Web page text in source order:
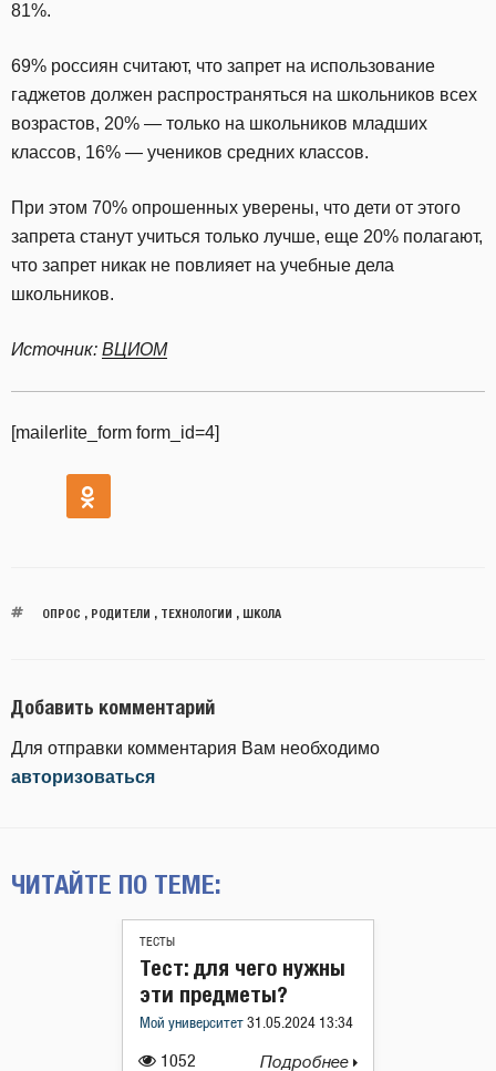
81%.
69% россиян считают, что запрет на использование
гаджетов должен распространяться на школьников всех
возрастов, 20% — только на школьников младших
классов, 16% — учеников средних классов.
При этом 70% опрошенных уверены, что дети от этого
запрета станут учиться только лучше, еще 20% полагают,
что запрет никак не повлияет на учебные дела
школьников.
Источник: ВЦИОМ
[mailerlite_form form_id=4]
ОПРОС , РОДИТЕЛИ , ТЕХНОЛОГИИ , ШКОЛА
Добавить комментарий
Для отправки комментария Вам необходимо
авторизоваться
ЧИТАЙТЕ ПО ТЕМЕ:
ТЕСТЫ
1052
Тест: для чего нужны
эти предметы?
Мой университет 31.05.2024 13:34
Подробнее